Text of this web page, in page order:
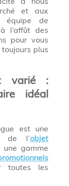
et aux
équipe de
l’affût des
pour vous
plus
varié :
idéal
est une
de l’objet
une gamme
toutes les